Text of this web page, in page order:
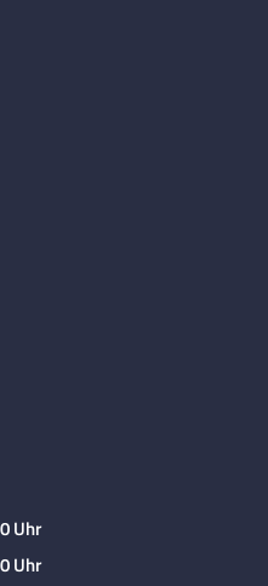
Uhr
Uhr